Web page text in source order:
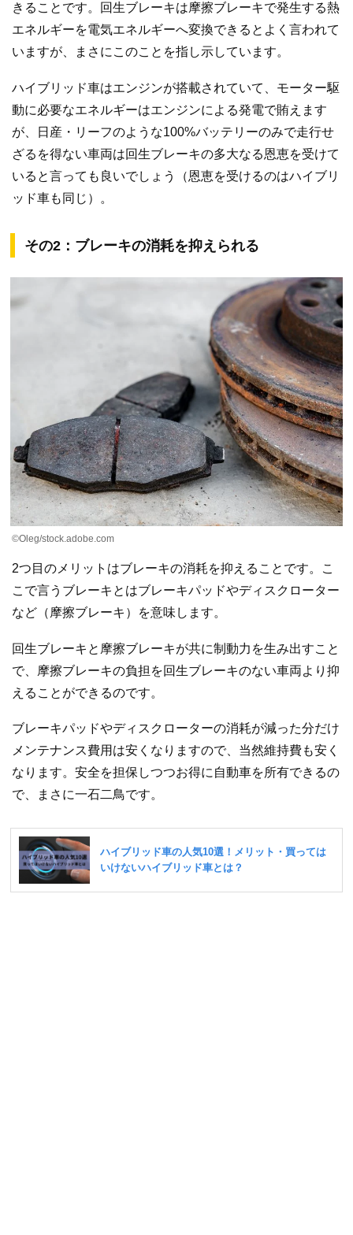
きることです。回生ブレーキは摩擦ブレーキで発生する熱
エネルギーを電気エネルギーへ変換できるとよく言われて
いますが、まさにこのことを指し示しています。
ハイブリッド車はエンジンが搭載されていて、モーター駆
動に必要なエネルギーはエンジンによる発電で賄えます
が、日産・リーフのような100%バッテリーのみで走行せ
ざるを得ない車両は回生ブレーキの多大なる恩恵を受けて
いると言っても良いでしょう（恩恵を受けるのはハイブリ
ッド車も同じ）。
その2：ブレーキの消耗を抑えられる
©Oleg/stock.adobe.com
2つ目のメリットはブレーキの消耗を抑えることです。こ
こで言うブレーキとはブレーキパッドやディスクローター
など（摩擦ブレーキ）を意味します。
回生ブレーキと摩擦ブレーキが共に制動力を生み出すこと
で、摩擦ブレーキの負担を回生ブレーキのない車両より抑
えることができるのです。
ブレーキパッドやディスクローターの消耗が減った分だけ
メンテナンス費用は安くなりますので、当然維持費も安く
なります。安全を担保しつつお得に自動車を所有できるの
で、まさに一石二鳥です。